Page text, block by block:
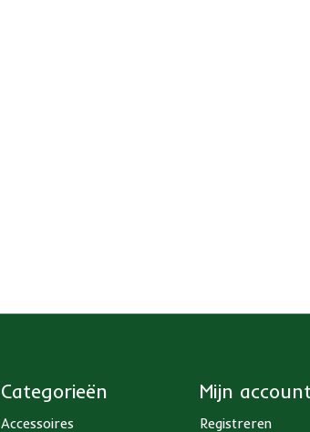
Categorieën
Accessoires
Mijn account
Registreren